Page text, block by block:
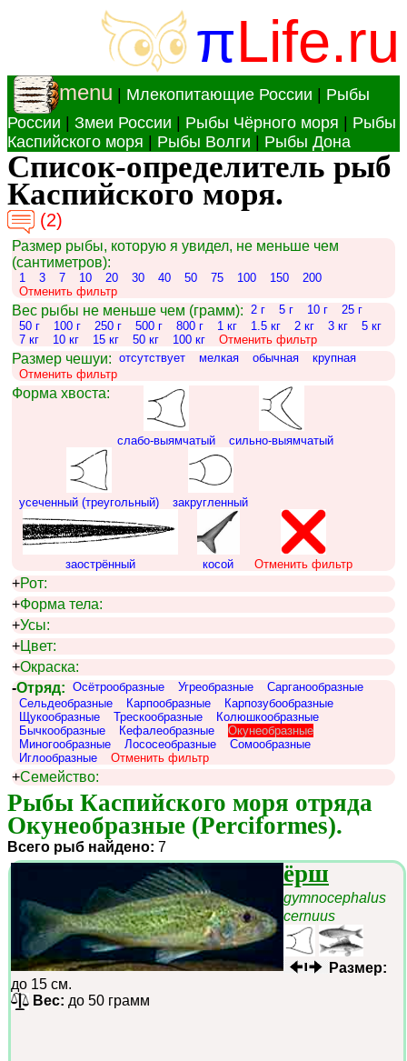
πLife.ru
menu Млекопитающие России
Рыбы
России
Змеи России Рыбы Чёрного моря
Рыбы
Каспийского моря
Рыбы Волги Рыбы Дона
Список-определитель рыб
Каспийского моря.
(2)
Размер рыбы, которую я увидел, не меньше чем
(сантиметров):
1 3 7 10 20 30 40 50 75 100 150
200
Отменить фильтр
Вес рыбы не меньше чем (грамм): 2 г 5 г 10 г
25 г
50 г
100 г 250 г 500 г 800 г 1 кг 1.5 кг 2 кг 3 кг
5 кг
7 кг
10 кг 15 кг 50 кг 100 кг Отменить фильтр
Размер чешуи: отсутствует мелкая обычная
крупная
Отменить фильтр
Форма хвоста:
слабо-выямчатый сильно-выямчатый
усеченный (треугольный) закругленный
заострённый косой Отменить фильтр
+Рот:
+Форма тела:
+Усы:
+Цвет:
+Окраска:
-Отряд: Осётрообразные Угреобразные
Сарганообразные
Сельдеобразные
Карпообразные
Карпозубообразные
Щукообразные
Трескообразные
Колюшкообразные
Бычкообразные
Кефалеобразные
Окунеобразные
Миногообразные
Лососеобразные
Сомообразные
Иглообразные
Отменить фильтр
+Семейство:
Рыбы Каспийского моря отряда
Окунеобразные (Perciformes).
Всего рыб найдено: 7
ёрш
gymnocephalus
cernuus
Размер:
до 15 см.
Вес: до 50 грамм